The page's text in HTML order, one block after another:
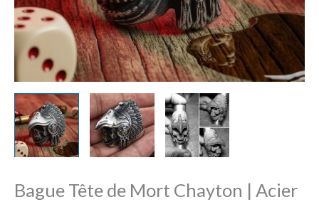
Bague Tête de Mort Chayton | Acier